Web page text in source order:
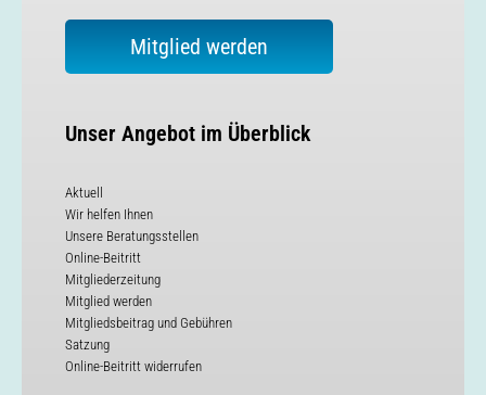
Mitglied werden
Unser Angebot im Überblick
Aktuell
Wir helfen Ihnen
Unsere Beratungsstellen
Online-Beitritt
Mitgliederzeitung
Mitglied werden
Mitgliedsbeitrag und Gebühren
Satzung
Online-Beitritt widerrufen